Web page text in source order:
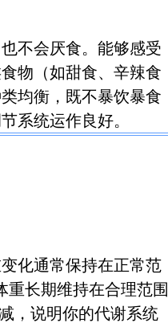
不会厌食。能够感受
物（如甜食、辛辣食
均衡，既不暴饮暴食
系统运作良好。
化通常保持在正常范
重长期维持在合理范围
，说明你的代谢系统